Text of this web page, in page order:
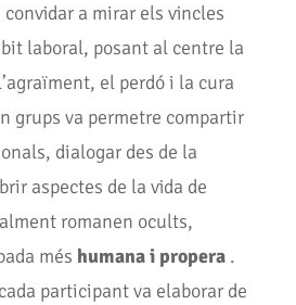
a mirar els vincles
laboral, posant al centre la
el perdó i la cura
grups va permetre compartir
dialogar des de la
aspectes de la vida de
romanen ocults,
més humana i propera.
participant va elaborar de